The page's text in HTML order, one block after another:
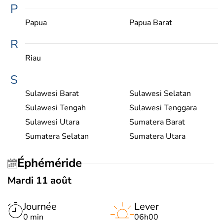
P
Papua Papua Barat
R
Riau
S
Sulawesi Barat
Sulawesi Selatan
Sulawesi Tengah
Sulawesi Tenggara
Sulawesi Utara
Sumatera Barat
Sumatera Selatan
Sumatera Utara
Éphéméride
Mardi 11 août
Journée
0 min
Lever
06h00